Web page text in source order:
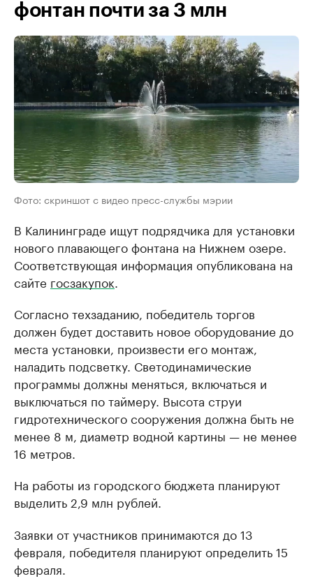
фонтан почти за 3 млн
Фото: скриншот с видео пресс-службы мэрии
В Калининграде ищут подрядчика для установки
нового плавающего фонтана на Нижнем озере.
Соответствующая информация опубликована на
сайте госзакупок.
Согласно техзаданию, победитель торгов
должен будет доставить новое оборудование до
места установки, произвести его монтаж,
наладить подсветку. Светодинамические
программы должны меняться, включаться и
выключаться по таймеру. Высота струи
гидротехнического сооружения должна быть не
менее 8 м, диаметр водной картины — не менее
16 метров.
На работы из городского бюджета планируют
выделить 2,9 млн рублей.
Заявки от участников принимаются до 13
февраля, победителя планируют определить 15
февраля.